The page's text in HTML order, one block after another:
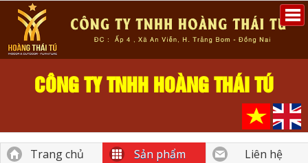
CÔNG TY TNHH HOÀNG THÁI TÚ
Trang chủ Sản phẩm Liên hệ